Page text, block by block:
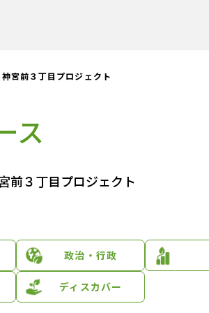
神宮前３丁目プロジェクト
ス
前３丁目プロジェクト
政治・行政
ディスカバー